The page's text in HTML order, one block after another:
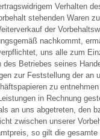
Verhalten
stehenden Waren
der
nachkommt,
uns alle zum
Betriebes seines
zur Feststellung der
zu
in Rechnung
an uns abgetreten, den
zwischen unserer
so gilt die